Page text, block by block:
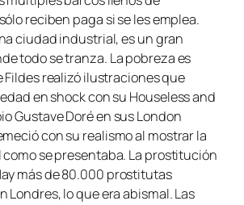
reciben paga si se les emplea.
ciudad industrial, es un gran
todo se tranza. La pobreza es
Fildes realizó ilustraciones que
en shock con su Houseless and
Gustave Doré en susLondon
con su realismo al mostrar la
se presentaba. La prostitución
más de 80.000 prostitutas
Londres, lo que era abismal. Las